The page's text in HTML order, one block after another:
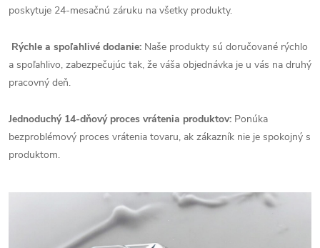
poskytuje 24-mesačnú záruku na všetky produkty.
Rýchle a spoľahlivé dodanie: Naše produkty sú doručované rýchlo
a spoľahlivo, zabezpečujúc tak, že váša objednávka je u vás na druhý
pracovný deň.
Jednoduchý 14-dňový proces vrátenia produktov: Ponúka
bezproblémový proces vrátenia tovaru, ak zákazník nie je spokojný s
produktom.